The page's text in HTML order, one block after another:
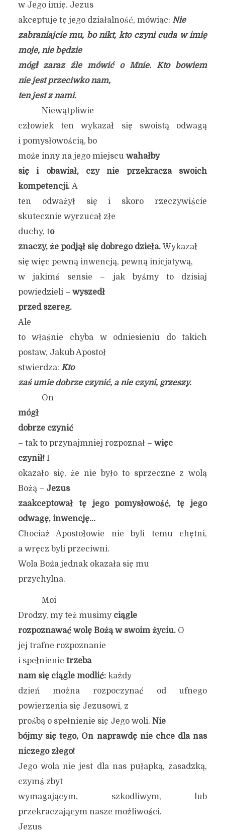
w Jego imię. Jezus
akceptuje tę jego działalność, mówiąc: Nie
zabraniajcie mu, bo nikt, kto czyni cuda w imię
moje, nie będzie
mógł zaraz źle mówić o Mnie. Kto bowiem
nie jest przeciwko nam,
ten jest z nami.
Niewątpliwie
człowiek ten wykazał się swoistą odwagą
i pomysłowością, bo
może inny na jego miejscu wahałby
się i obawiał, czy nie przekracza swoich
kompetencji. A
ten odważył się i skoro rzeczywiście
skutecznie wyrzucał złe
duchy, to
znaczy, że podjął się dobrego dzieła. Wykazał
się więc pewną inwencją, pewną inicjatywą,
w jakimś sensie – jak byśmy to dzisiaj
powiedzieli – wyszedł
przed szereg.
Ale
to właśnie chyba w odniesieniu do takich
postaw, Jakub Apostoł
stwierdza: Kto
zaś umie dobrze czynić, a nie czyni, grzeszy.
On
mógł
dobrze czynić
– tak to przynajmniej rozpoznał – więc
czynił! I
okazało się, że nie było to sprzeczne z wolą
Bożą – Jezus
zaakceptował tę jego pomysłowość, tę jego
odwagę, inwencję…
Chociaż Apostołowie nie byli temu chętni,
a wręcz byli przeciwni.
Wola Boża jednak okazała się mu
przychylna.
Moi
Drodzy, my też musimy ciągle
rozpoznawać wolę Bożą w swoim życiu. O
jej trafne rozpoznanie
i spełnienie trzeba
nam się ciągle modlić: każdy
dzień można rozpoczynać od ufnego
powierzenia się Jezusowi, z
prośbą o spełnienie się Jego woli. Nie
bójmy się tego, On naprawdę nie chce dla nas
niczego złego!
Jego wola nie jest dla nas pułapką, zasadzką,
czymś zbyt
wymagającym, szkodliwym, lub
przekraczającym nasze możliwości.
Jezus